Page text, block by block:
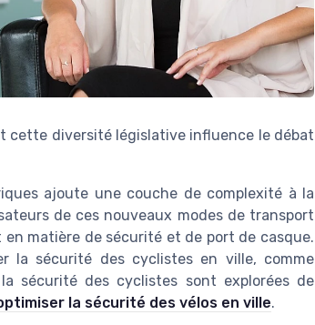
cette diversité législative influence le débat
ajoute une couche de complexité à la
de ces nouveaux modes de transport
matière de sécurité et de port de casque.
la sécurité des cyclistes en ville, comme
sécurité des cyclistes sont explorées de
la sécurité des vélos en ville.